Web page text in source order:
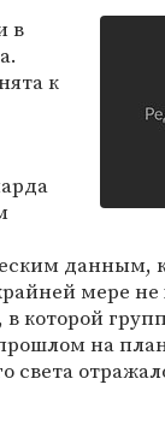
в
к
данным,
мере не
, в которой
на
света